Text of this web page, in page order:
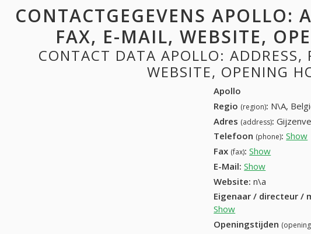
CONTACTGEGEVENS APOLLO:
FAX, E-MAIL, WEBSITE,
CONTACT DATA APOLLO: ADDRESS,
WEBSITE, OPENING
Apollo
Regio (region): N\A,
Adres (address):
Telefoon (phone): Show
Fax (fax): Show
E-Mail: Show
Website: n\a
Eigenaar / directeur /
Show
Openingstijden